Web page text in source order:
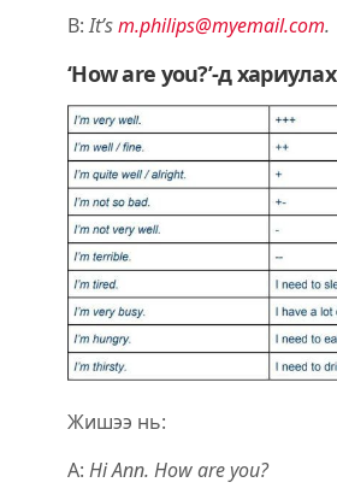
B:It’sm.philips@myemail.com.
‘How are you?’-д хариулах
Жишээ нь:
A: Hi Ann. How are you?